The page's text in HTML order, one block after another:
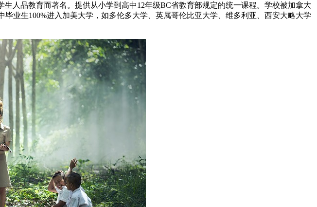
人品教育而著名。提供从小学到高中12年级BC省教育部规定的统一课程。学校被加拿大
业生100%进入加美大学，如多伦多大学、英属哥伦比亚大学、维多利亚、西安大略大学